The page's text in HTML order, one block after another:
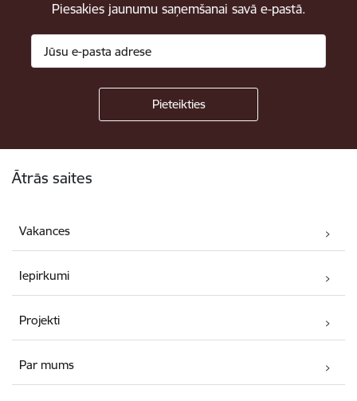
Piesakies jaunumu saņemšanai savā e-pastā.
Ātrās saites
Vakances
Iepirkumi
Projekti
Par mums